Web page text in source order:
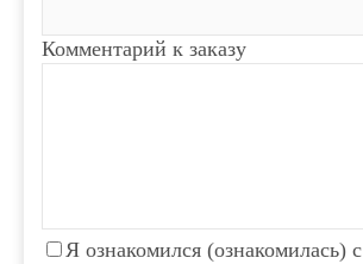
Комментарий к заказу
Я ознакомился (ознакомилась) с